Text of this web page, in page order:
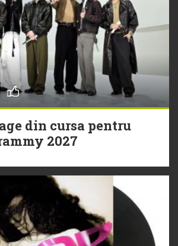
din cursa pentru
2027